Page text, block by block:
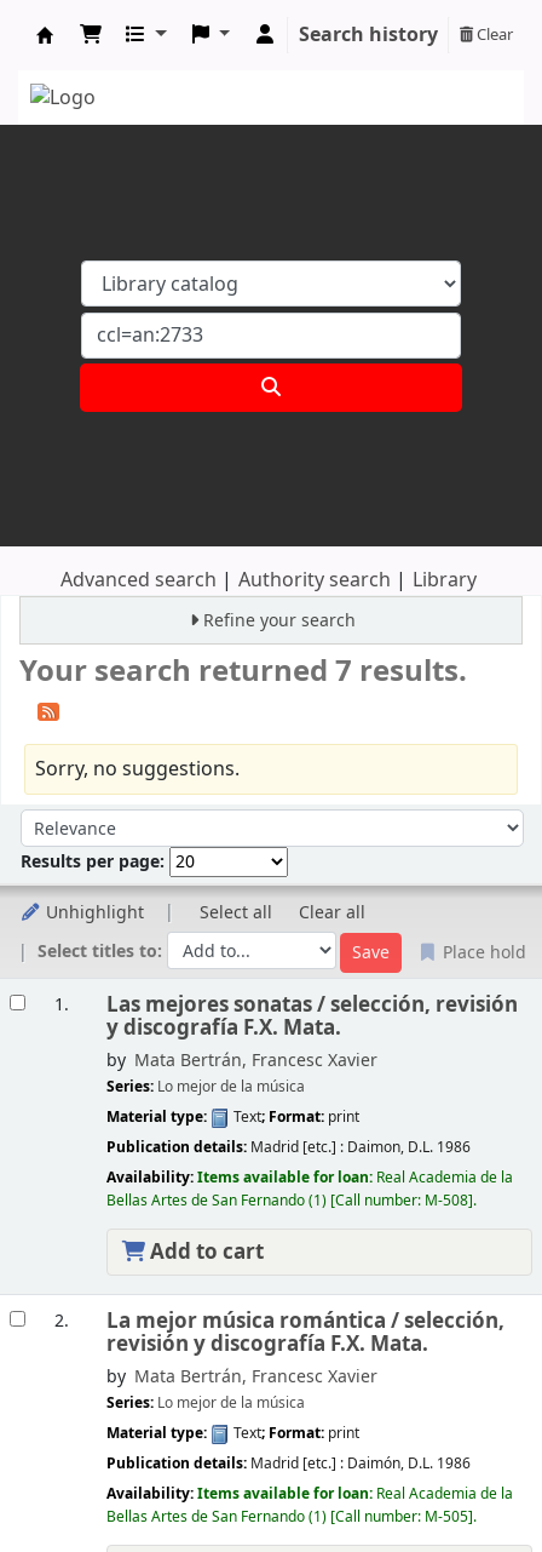
Search history Clear
Advanced search Authority search Library
Refine your search
Your search returned 7 results.
Sorry, no suggestions.
Sort by:
Results per page:
Unhighlight Select all
Clear all
Select titles to:
Place hold
1. Las mejores sonatas /selección, revisión
y discografía F.X. Mata.
by Mata Bertrán, Francesc Xavier
Series: Lo mejor de la música
Material type:
Text; Format: print
Publication details: Madrid [etc.] : Daimon, D.L. 1986
Availability:Items available for loan: Real Academia de la
Bellas Artes de San Fernando(1) Call number: M-508 .
Add to cart
2. La mejor música romántica /selección,
revisión y discografía F.X. Mata.
by Mata Bertrán, Francesc Xavier
Series: Lo mejor de la música
Material type:
Text; Format: print
Publication details: Madrid [etc.] : Daimón, D.L. 1986
Availability:Items available for loan: Real Academia de la
Bellas Artes de San Fernando(1) Call number: M-505 .